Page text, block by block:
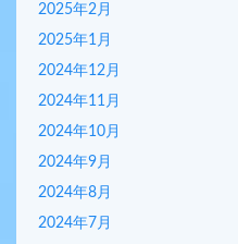
2025年2月
2025年1月
2024年12月
2024年11月
2024年10月
2024年9月
2024年8月
2024年7月